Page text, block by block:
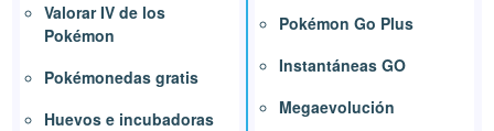
Valorar IV de los
Pokémon
Pokémonedas gratis
Huevos e incubadoras
Pokémon Go Plus
Instantáneas GO
Megaevolución